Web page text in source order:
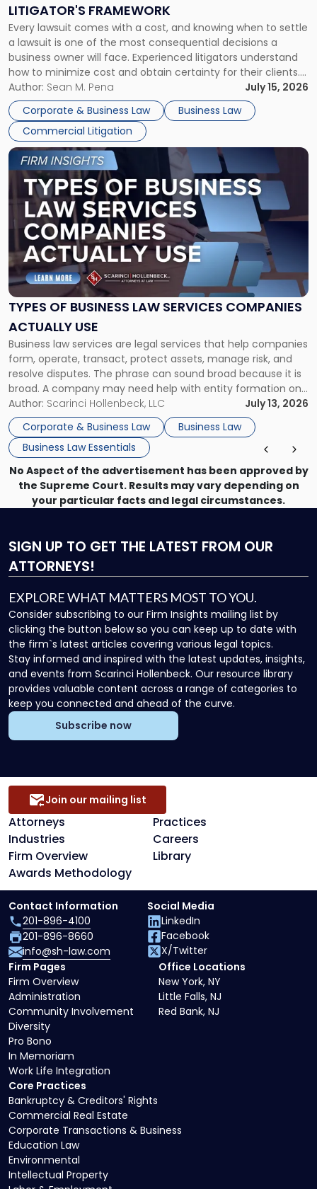
LITIGATOR'S FRAMEWORK
Every lawsuit comes with a cost, and knowing when to settle
a lawsuit is one of the most consequential decisions a
business owner will face. Experienced litigators understand
how to minimize cost and obtain certainty for their clients.
For many business owners, the decision is viewed almost
entirely through a financial lens: What will it cost […]
Author: Sean M. Pena
July 15, 2026
Corporate & Business Law
Business Law
Commercial Litigation
Fight:
A
Litigator's
Framework"
TYPES OF BUSINESS LAW SERVICES COMPANIES
ACTUALLY USE
Business law services are legal services that help companies
form, operate, transact, protect assets, manage risk, and
resolve disputes. The phrase can sound broad because it is
broad. A company may need help with entity formation one
month, contract review the next, a commercial lease after
that, and a business dispute later in the year. […]
Author: Scarinci Hollenbeck, LLC
July 13, 2026
Corporate & Business Law
Business Law
Business Law Essentials
Link
to
post
with
title
-
"Types
of
Business
Law
Services
Actually
Use"
No Aspect of the advertisement has been approved by
the Supreme Court. Results may vary depending on
your particular facts and legal circumstances.
SIGN UP TO GET THE LATEST FROM OUR
ATTORNEYS!
EXPLORE WHAT MATTERS MOST TO YOU.
Consider subscribing to our Firm Insights mailing list by
clicking the button below so you can keep up to date with
the firm`s latest articles covering various legal topics.
Stay informed and inspired with the latest updates, insights,
and events from Scarinci Hollenbeck. Our resource library
provides valuable content across a range of categories to
keep you connected and ahead of the curve.
Subscribe now
Attorneys
Practices
Industries
Careers
Firm Overview
Library
Awards Methodology
Join our mailing list
Core Practices
Bankruptcy & Creditors' Rights
Commercial Real Estate
Corporate Transactions & Business
Education Law
Environmental
Intellectual Property
Firm Pages
Firm Overview
Administration
Community Involvement
Diversity
Pro Bono
In Memoriam
Work Life Integration
Office Locations
New York, NY
Little Falls, NJ
Red Bank, NJ
Contact Information
201-896-4100
201-896-8660
info@sh-law.com
Social Media
LinkedIn
Facebook
X/Twitter